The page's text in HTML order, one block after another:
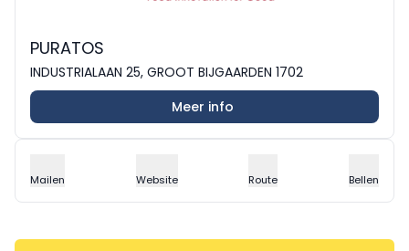
PURATOS
INDUSTRIALAAN 25, GROOT BIJGAARDEN 1702
Meer info
Mailen Website Route Bellen